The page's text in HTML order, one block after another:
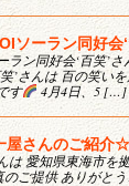
ソーラン同好会
ラン同好会‘百笑’
’さんは 百の笑い
す
4月4日、5 […]
屋さんのご紹介☆
は 愛知県東海市を
ご提供 ありがと